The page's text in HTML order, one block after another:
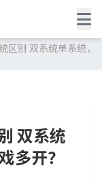
区别 双系统单系统，
双系统
多开？